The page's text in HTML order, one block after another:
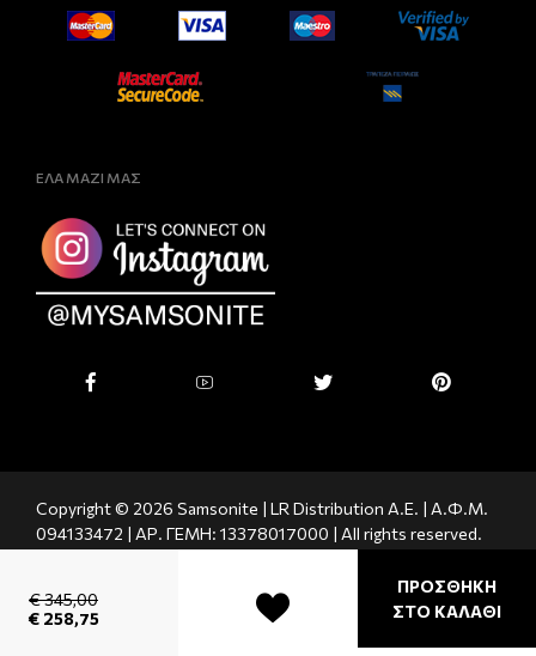
€ 345,00
€ 258,75
ΠΡΟΣΘΗΚΗ
ΣΤΟ ΚΑΛΑΘΙ
ΕΛΑ ΜΑΖΙ ΜΑΣ
Copyright © 2026 Samsonite | LR Distribution A.E. | Α.Φ.Μ.
094133472 | ΑΡ. ΓΕΜΗ: 13378017000 | All rights reserved.